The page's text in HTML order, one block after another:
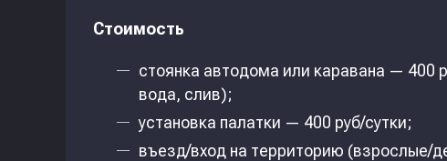
Стоимость
стоянка автодома или каравана — 400
вода, слив);
установка палатки — 400 руб/сутки;
въезд/вход на территорию (взрослые/